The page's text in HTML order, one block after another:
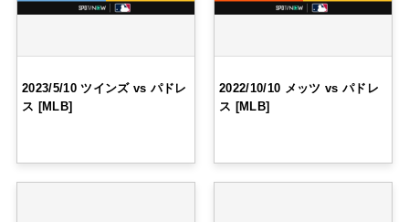
2023/5/10 ツインズ vs パドレ
ス [MLB]
2022/10/10 メッツ vs パドレ
ス [MLB]